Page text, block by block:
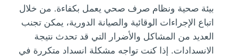
بيئة صحية ونظام صرف صحي يعمل بكفاءة. من خلال
اتباع الإجراءات الوقائية والصيانة الدورية، يمكن تجنب
العديد من المشاكل والأضرار التي قد تحدث نتيجة
الانسدادات. إذا كنت تواجه مشكلة انسداد متكررة في